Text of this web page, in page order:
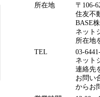
所在地
〒106-
住友不
BASE
ネット
所在地
TEL
03-
ネット
連絡先
お問い
からお